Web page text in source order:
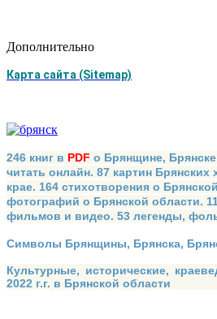
Дополнительно
Карта сайта (Sitemap)
246 книг в PDF о Брянщине,
читать онлайн. 87 картин
крае. 164 стихотворения о
фотографий о Брянской области.
фильмов и видео. 53 легенды,
Символы Брянщины, Брянска,
Культурные, исторические,
2022 г.г. в Брянской области